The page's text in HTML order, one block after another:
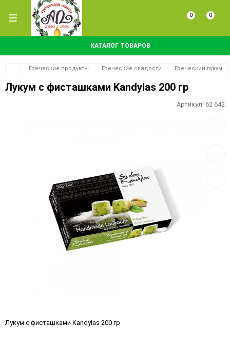
КАТАЛОГ ТОВАРОВ
0 0
Греческие продукты Греческие сладости Греческий лукум
Лукум с фисташками Kandylas 200 гр
Артикул: 62 642
Лукум с фисташками Kandylas 200 гр